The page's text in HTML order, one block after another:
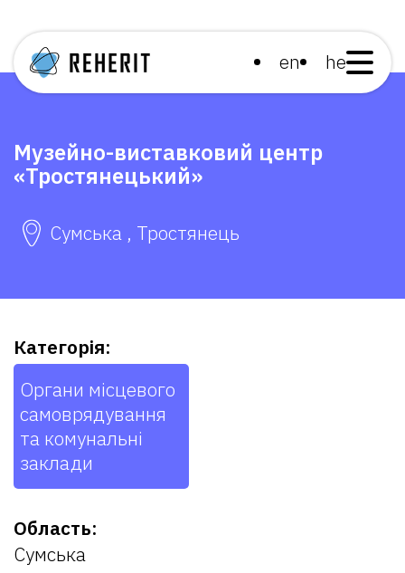
en he
Музейно-виставковий центр
«Тростянецький»
Сумська , Тростянець
Категорія:
Органи місцевого
самоврядування
та комунальні
заклади
Область:
Сумська